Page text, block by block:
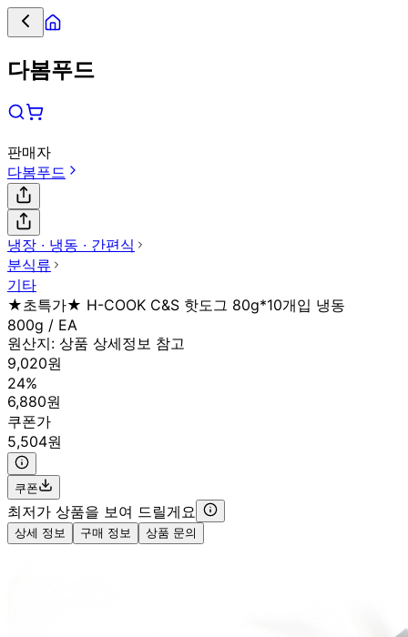
다봄푸드
판매자
다봄푸드
냉장 ∙ 냉동 ∙ 간편식
분식류
기타
★초특가★ H-COOK C&S 핫도그 80g*10개입 냉동
800g / EA
원산지: 상품 상세정보 참고
9,020원
24%
6,880원
쿠폰가
5,504원
쿠폰
최저가 상품을 보여 드릴게요
상세 정보 구매 정보 상품 문의